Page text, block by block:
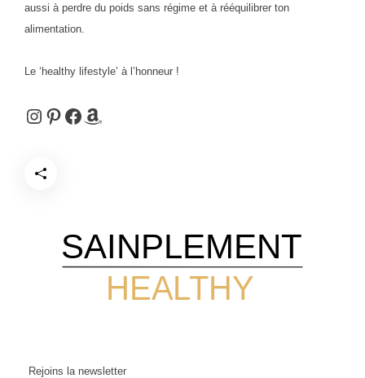
aussi à perdre du poids sans régime et à rééquilibrer ton
alimentation.
Le ‘healthy lifestyle’ à l’honneur !
Instagram
Pinterest
Facebook
Amazon
HEALTHY
SAINPLEMENT
Rejoins la newsletter